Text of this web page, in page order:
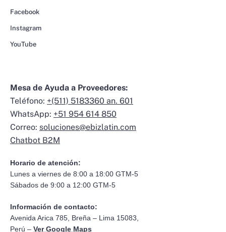
Facebook
Instagram
YouTube
Mesa de Ayuda a Proveedores:
Teléfono: +(511) 5183360 an. 601
WhatsApp: +51 954 614 850
Correo: soluciones@ebizlatin.com
Chatbot B2M
Horario de atención:
Lunes a viernes de 8:00 a 18:00 GTM-5
Sábados de 9:00 a 12:00 GTM-5
Información de contacto:
Avenida Arica 785, Breña – Lima 15083,
Perú – Ver Google Maps